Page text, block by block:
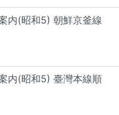
内(昭和5) 朝鮮京釜線
内(昭和5) 臺灣本線順